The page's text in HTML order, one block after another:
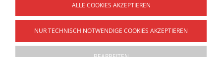
Wegweiser
ALLE COOKIES AKZEPTIEREN
NUR TECHNISCH NOTWENDIGE COOKIES AKZEPTIEREN